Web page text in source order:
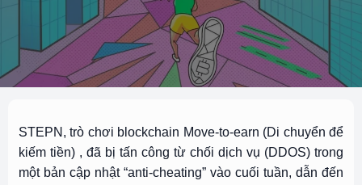
STEPN, trò chơi blockchain Move-to-earn (Di chuyển để
kiếm tiền) , đã bị tấn công từ chối dịch vụ (DDOS) trong
một bản cập nhật “anti-cheating” vào cuối tuần, dẫn đến